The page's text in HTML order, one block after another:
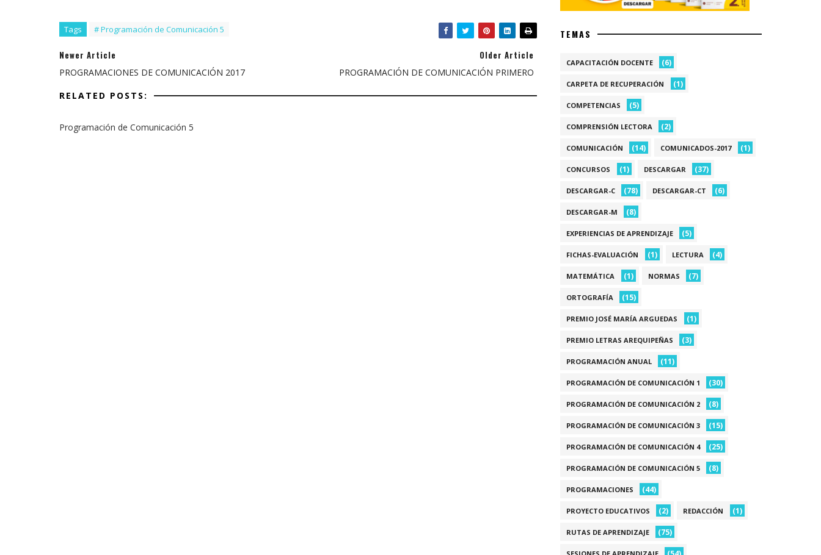
Tags # Programación de Comunicación 5
Newer Article
PROGRAMACIONES DE COMUNICACIÓN 2017
Older Article
PROGRAMACIÓN DE COMUNICACIÓN PRIMERO
RELATED POSTS:
Programación de Comunicación 5
TEMAS
CAPACITACIÓN DOCENTE (6)
CARPETA DE RECUPERACIÓN (1)
COMPETENCIAS (5)
COMPRENSIÓN LECTORA (2)
COMUNICACIÓN (14) COMUNICADOS-2017 (1)
CONCURSOS (1) DESCARGAR (37)
DESCARGAR-C (78) DESCARGAR-CT (6)
DESCARGAR-M (8)
EXPERIENCIAS DE APRENDIZAJE (5)
FICHAS-EVALUACIÓN (1) LECTURA (4)
MATEMÁTICA (1) NORMAS (7)
ORTOGRAFÍA (15)
PREMIO JOSÉ MARÍA ARGUEDAS (1)
PREMIO LETRAS AREQUIPEÑAS (3)
PROGRAMACIÓN ANUAL (11)
PROGRAMACIÓN DE COMUNICACIÓN 1 (30)
PROGRAMACIÓN DE COMUNICACIÓN 2 (8)
PROGRAMACIÓN DE COMUNICACIÓN 3 (15)
PROGRAMACIÓN DE COMUNICACIÓN 4 (25)
PROGRAMACIÓN DE COMUNICACIÓN 5 (8)
PROGRAMACIONES (44)
PROYECTO EDUCATIVOS (2) REDACCIÓN (1)
RUTAS DE APRENDIZAJE (75)